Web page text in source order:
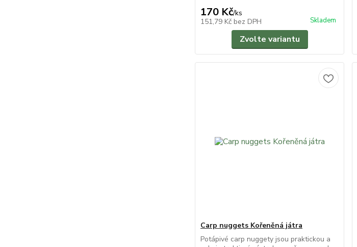
170 Kč/ks
151,79 Kč bez DPH Skladem
Zvolte variantu
Carp nuggets Kořeněná játra
Potápivé carp nuggety jsou praktickou a